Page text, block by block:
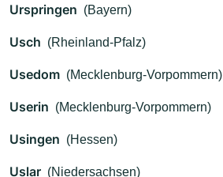
Urspringen (Bayern)
Usch (Rheinland-Pfalz)
Usedom (Mecklenburg-Vorpommern)
Userin (Mecklenburg-Vorpommern)
Usingen (Hessen)
Uslar (Niedersachsen)